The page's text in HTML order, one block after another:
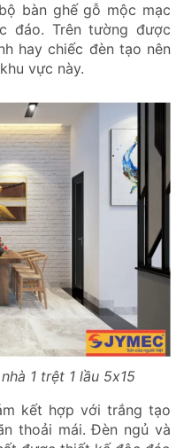
bàn ghế gỗ mộc mạc
đáo. Trên tường được
hay chiếc đèn tạo nên
vực này.
1 trệt 1 lầu 5x15
kết hợp với trắng tạo
thoải mái. Đèn ngủ và